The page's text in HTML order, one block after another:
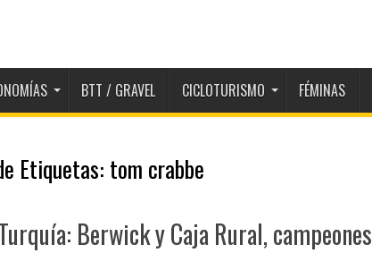
BTT / GRAVEL CICLOTURISMO FÉMINAS
Etiquetas: tom crabbe
Berwick y Caja Rural, campeones